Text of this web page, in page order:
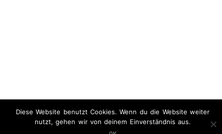
Diese Website benutzt Cookies. Wenn du die Website weiter
nutzt, gehen wir von deinem Einverständnis aus.